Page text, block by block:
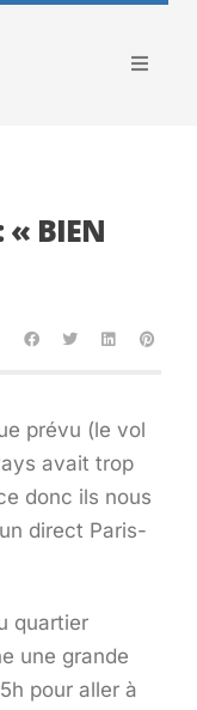
« BIEN
prévu (le vol
avait trop
donc ils nous
direct Paris-
quartier
une grande
pour aller à